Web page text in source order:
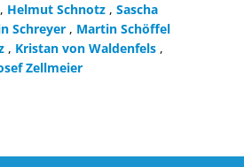
, Helmut Schnotz , Sascha
Schreyer , Martin Schöffel
, Kristan von Waldenfels ,
Zellmeier